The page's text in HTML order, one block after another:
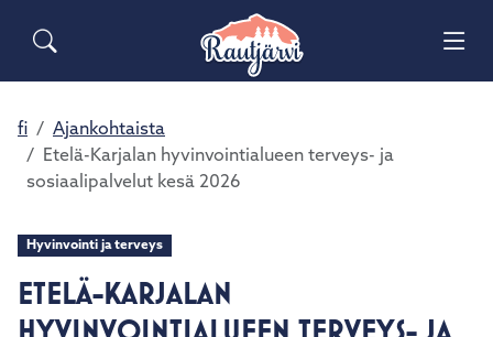
Siirry pääsisältöön Siirry päävalikkoon
Sähköiset lomakkeet
Haku
Asuminen ja ympäristö
Opetus ja kasvatus
Hyvinvointi ja terveys
Kulttuuri ja vapaa-aika
Kunta ja päätöksenteko
fi
Ajankohtaista
Etelä-Karjalan hyvinvointialueen terveys- ja
sosiaalipalvelut kesä 2026
Hyvinvointi ja terveys
ETELÄ-KARJALAN